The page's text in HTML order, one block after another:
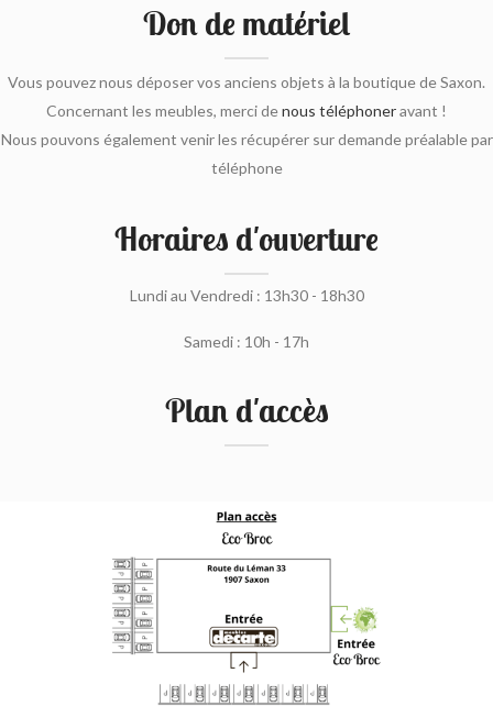
Don de matériel
Vous pouvez nous déposer vos anciens objets à la boutique de Saxon.
Concernant les meubles, merci denous téléphoneravant !
Nous pouvons également venir les récupérer sur demande préalable par
téléphone
Horaires d'ouverture
Lundi au Vendredi : 13h30 - 18h30
Samedi : 10h - 17h
Plan d'accès